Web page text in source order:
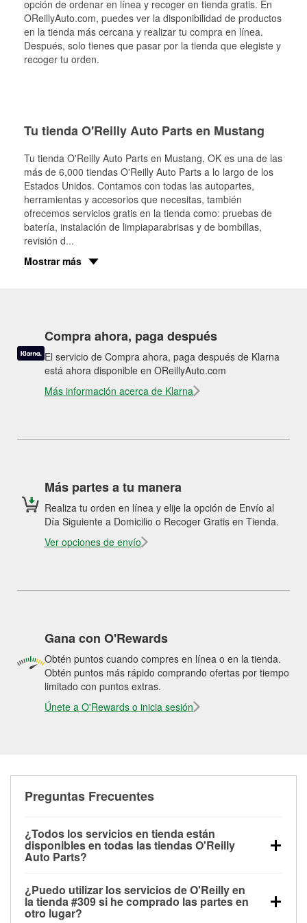
opción de ordenar en línea y recoger en tienda gratis. En
OReillyAuto.com, puedes ver la disponibilidad de productos
en la tienda más cercana y realizar tu compra en línea.
Después, solo tienes que pasar por la tienda que elegiste y
recoger tu orden.
Tu tienda O'Reilly Auto Parts en Mustang
Tu tienda O'Reilly Auto Parts en Mustang, OK es una de las
más de 6,000 tiendas O'Reilly Auto Parts a lo largo de los
Estados Unidos. Contamos con todas las autopartes,
herramientas y accesorios que necesitas, también
ofrecemos servicios gratis en la tienda como: pruebas de
batería, instalación de limpiaparabrisas y de bombillas,
revisión d...
Mostrar más
Compra ahora, paga después
El servicio de Compra ahora, paga después de Klarna
está ahora disponible en OReillyAuto.com
Más información acerca de Klarna
Más partes a tu manera
Realiza tu orden en línea y elije la opción de Envío al
Día Siguiente a Domicilio o Recoger Gratis en Tienda.
Ver opciones de envío
Gana con O'Rewards
Obtén puntos cuando compres en línea o en la tienda.
Obtén puntos más rápido comprando ofertas por tiempo
limitado con puntos extras.
Únete a O'Rewards o inicia sesión
Preguntas Frecuentes
¿Todos los servicios en tienda están
disponibles en todas las tiendas O'Reilly
Auto Parts?
las pruebas de batería, pruebas de alternador y
motor de arranque, revisión de la luz “Check Engine”
¿Puedo utilizar los servicios de O'Reilly en
la tienda #309 si he comprado las partes en
otro lugar?